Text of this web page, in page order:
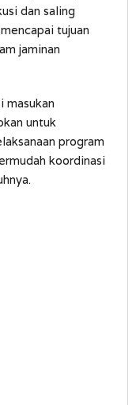
dan saling
tujuan
jaminan
masukan
untuk
program
koordinasi